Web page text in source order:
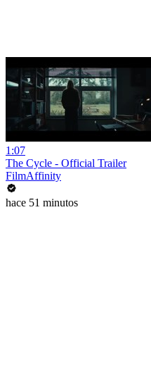
1:07
The Cycle - Official Trailer
FilmAffinity
hace 51 minutos